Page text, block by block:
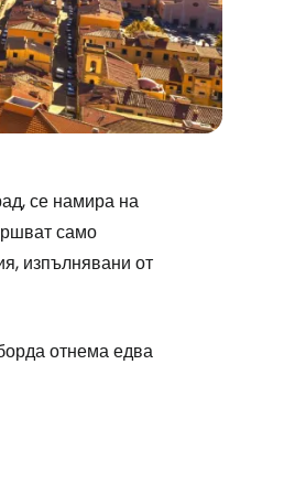
се намира на
само
изпълнявани от
отнема едва